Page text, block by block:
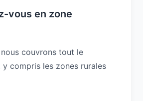
vous en zone
couvrons tout le
compris les zones rurales